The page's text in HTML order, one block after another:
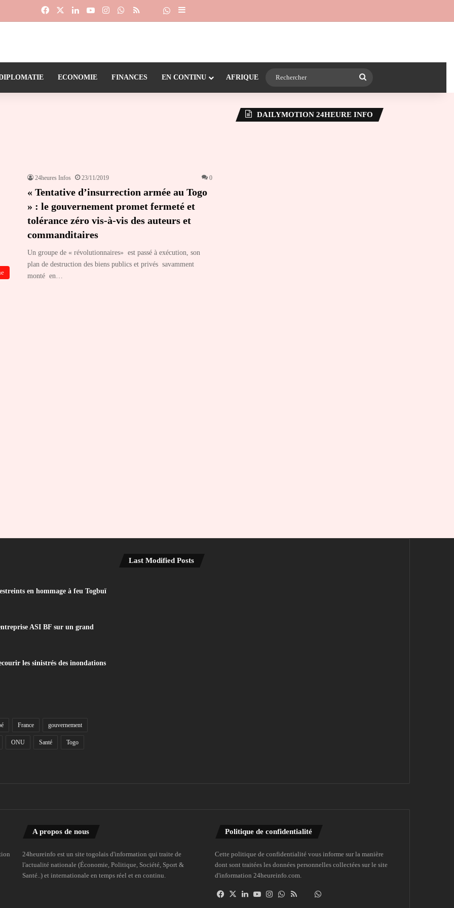
FacebookLinkedinYouTubeInstagramWhatsApp
RSS Dailymotion
Suivre la chaîne 24heureinfo sur WhatsApp
Sidebar (barre latérale)
ECONOMIE FINANCES EN CONTINU AFRIQUE
24heures Infos 23/11/2019 0
« Tentative d’insurrection armée au Togo
» : le gouvernement promet fermeté et
tolérance zéro vis-à-vis des auteurs et
commanditaires
Un groupe de « révolutionnaires» est passé à exécution, son
plan de destruction des biens publics et privés savamment
monté en…
DAILYMOTION 24HEURE INFO
en hommage à feu Togbuï
ASI BF sur un grand
les sinistrés des inondations
France gouvernement
ONU Santé Togo
Last Modified Posts
A propos de nous
24heureinfo est un site togolais d'information qui traite de
l'actualité nationale (Économie, Politique, Société, Sport &
Santé..) et internationale en temps réel et en continu.
Politique de confidentialité
Cette politique de confidentialité vous informe sur la manière
dont sont traitées les données personnelles collectées sur le site
d'information 24heureinfo.com.
Facebook
X LinkedinYouTubeInstagramWhatsAppDailymotion